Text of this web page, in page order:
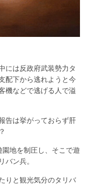
には反政府武装勢力タ
配下から逃れようと今
機などで逃げる人で溢
告は挙がっておらず肝
地を制圧し、そこで遊
バン兵。
りと観光気分のタリバ